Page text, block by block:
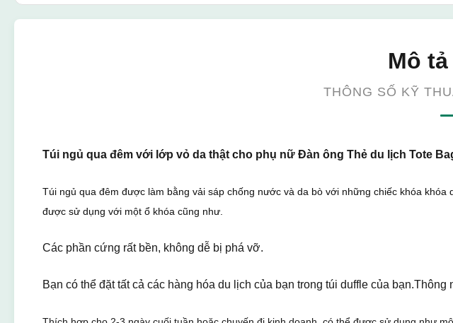
Mô
THÔNG SỐ KỸ
Túi ngủ qua đêm với lớp vỏ da thật cho phụ nữ Đàn ông Thẻ du lịch Tote
Túi ngủ qua đêm được làm bằng vải sáp chống nước và da bò với những chiếc khóa
được sử dụng với một ổ khóa cũng như.
Các phần cứng rất bền, không dễ bị phá vỡ.
Bạn có thể đặt tất cả các hàng hóa du lịch của bạn trong túi duffle của